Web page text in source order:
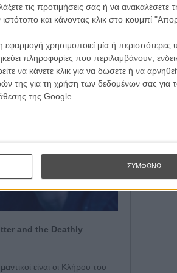
τις προτιμήσεις σας ή να ανακαλέσετε
και κάνοντας κλικ στο κουμπί
χρησιμοποιεί μία ή περισσότερες
πληροφορίες που περιλαμβάνουν,
να κάνετε κλικ για να δώσετε ή να
της για τη χρήση των δεδομένων σας
της Google.
ΣΥΜΦΩΝΩ
and the Deathly
είναι οι Κλήρου του
| πρόγραμμα αιθουσών για όλη την Ελλάδα |
| διαγωνισμοί
ΕΓΓΡΑΦΗ